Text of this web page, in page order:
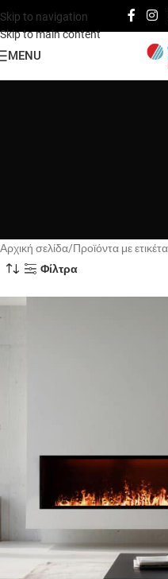
Skip to navigation
Skip to main content
MENU
Αρχική σελίδα Προϊόντα με
Φίλτρα